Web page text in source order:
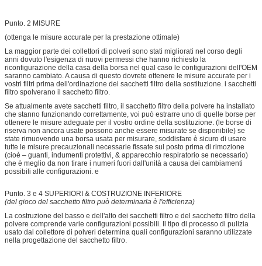
Punto. 2 MISURE
(ottenga le misure accurate per la prestazione ottimale)
La maggior parte dei collettori di polveri sono stati migliorati nel corso degli
anni dovuto l'esigenza di nuovi permessi che hanno richiesto la
riconfigurazione della casa della borsa nel qual caso le configurazioni dell'OEM
saranno cambiato. A causa di questo dovrete ottenere le misure accurate per i
vostri filtri prima dell'ordinazione dei sacchetti filtro della sostituzione. i sacchetti
filtro spolverano il sacchetto filtro.
Se attualmente avete sacchetti filtro, il sacchetto filtro della polvere ha installato
che stanno funzionando correttamente, voi può estrarre uno di quelle borse per
ottenere le misure adeguate per il vostro ordine della sostituzione. (le borse di
riserva non ancora usate possono anche essere misurate se disponibile) se
state rimuovendo una borsa usata per misurare, soddisfare è sicuro di usare
tutte le misure precauzionali necessarie fissate sul posto prima di rimozione
(cioè – guanti, indumenti protettivi, & apparecchio respiratorio se necessario)
che è meglio da non tirare i numeri fuori dall'unità a causa dei cambiamenti
possibili alle configurazioni. e
Punto. 3 e 4 SUPERIORI & COSTRUZIONE INFERIORE
(del gioco del sacchetto filtro può determinarla è l'efficienza)
La costruzione del basso e dell'alto dei sacchetti filtro e del sacchetto filtro della
polvere comprende varie configurazioni possibili. Il tipo di processo di pulizia
usato dal collettore di polveri determina quali configurazioni saranno utilizzate
nella progettazione del sacchetto filtro.